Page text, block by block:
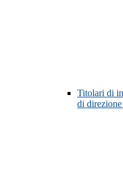
Titolari di
di